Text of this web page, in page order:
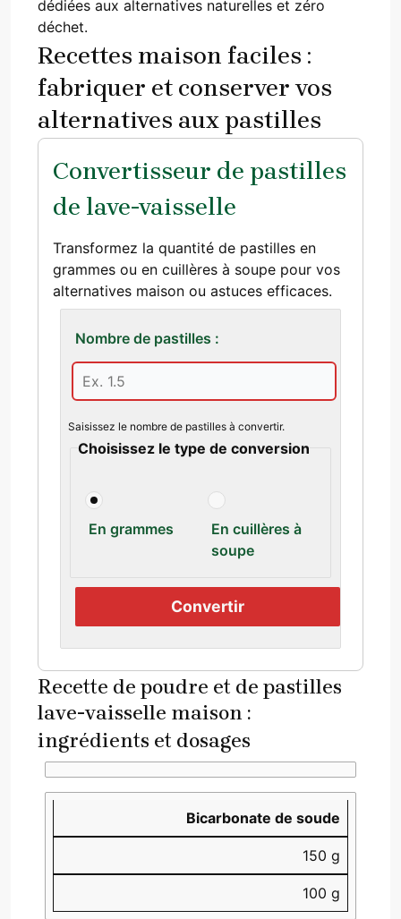
dédiées aux alternatives naturelles et zéro
déchet.
Recettes maison faciles :
fabriquer et conserver vos
alternatives aux pastilles
Convertisseur de pastilles
de lave-vaisselle
Transformez la quantité de pastilles en
grammes ou en cuillères à soupe pour vos
alternatives maison ou astuces efficaces.
Nombre de pastilles :
Saisissez le nombre de pastilles à convertir.
Choisissez le type de conversion
En grammes
En cuillères à
soupe
Convertir
Recette de poudre et de pastilles
lave-vaisselle maison :
ingrédients et dosages
Bicarbonate de soude
150 g
100 g